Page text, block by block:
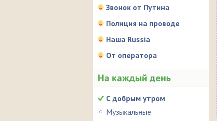
Звонок от Путина
Полиция на проводе
Наша Russia
От оператора
На каждый день
С добрым утром
Музыкальные